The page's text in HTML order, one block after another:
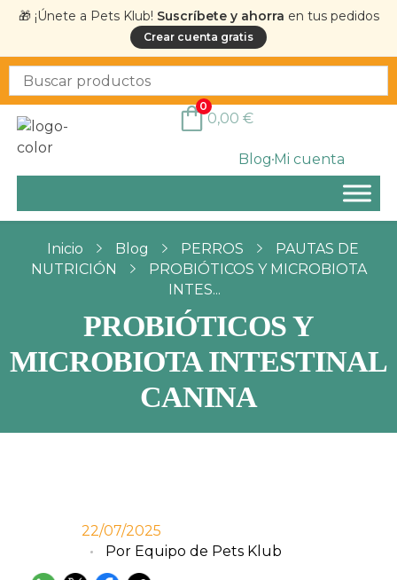
🎁 ¡Únete a Pets Klub! Suscríbete y ahorra en tus pedidos
Crear cuenta gratis
BlogMi cuenta
0
0,00 €
Inicio Blog PERROS
PAUTAS DE
NUTRICIÓN
PROBIÓTICOS Y MICROBIOTA
INTES...
PROBIÓTICOS Y
MICROBIOTA INTESTINAL
CANINA
22/07/2025
Por Equipo de Pets Klub